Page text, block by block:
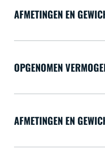
AFMETINGEN EN
OPGENOMEN
AFMETINGEN EN